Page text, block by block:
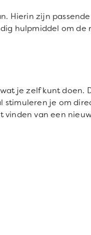
Hierin zijn passende
hulpmiddel om de
je zelf kunt doen.
stimuleren je om
vinden van een